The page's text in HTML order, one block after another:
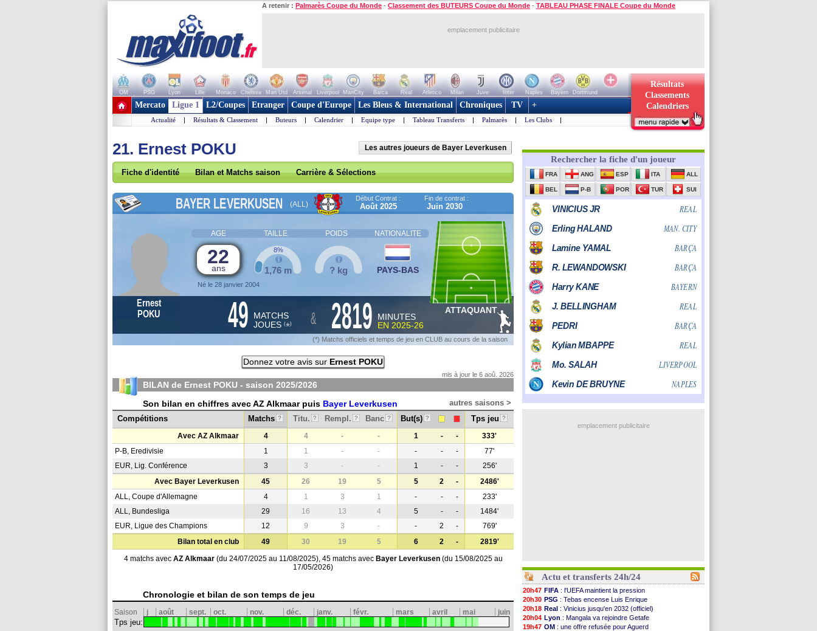
A retenir : Palmarès Coupe du Monde - Classement des BUTEURS Coupe du Monde - TABLEAU PHASE FINALE Coupe du Monde
emplacement publicitaire
OM PSG Lyon Lille Monaco Chelsea Man Utd Arsenal Liverpool ManCity Barca Real Atletico Milan Juve Inter Naples Bayern
Dortmund
+ de clubs
Résultats
Classements
Calendriers
Mercato Ligue 1 L2/Coupes Etranger Coupe d'Europe Les Bleus & International Chroniques TV +
Actualité | Résultats & Classement | Buteurs | Calendrier | Equipe type | Tableau Transferts | Palmarès | Les Clubs |
21. Ernest POKU Les autres joueurs de Bayer Leverkusen
Fiche d'identité Bilan et Matchs saison Carrière & Sélections
BAYER LEVERKUSEN (ALL)
Début Contrat :
Août 2025
Fin de contrat :
Juin 2030
AGE TAILLE POIDS NATIONALITE
22
ans
Né le 28 janvier 2004
1,76 m
8%
? kg PAYS-BAS
Ernest
POKU
49 MATCHS
JOUES (*) & 2819
MINUTES
EN 2025-26
ATTAQUANT
(*) Matchs officiels et temps de jeu en CLUB au cours de la saison
Donnez votre avis sur Ernest POKU
mis à jour le 6 aoû. 2026
BILAN de Ernest POKU - saison 2025/2026
Son bilan en chiffres avec AZ Alkmaar puis Bayer Leverkusen
autres saisons >
Compétitions
Matchs ? Titu. ? Rempl. ? Banc ? But(s) ? Tps jeu ?
Avec AZ Alkmaar 4 4 - - 1 - -
333'
P-B, Eredivisie
1 1 - - - - -
77'
EUR, Lig. Conférence
3 3 - - 1 - -
256'
Avec Bayer Leverkusen
45 26 19 5 5 2 -
2486'
ALL, Coupe d'Allemagne
4 1 3 1 - - -
233'
ALL, Bundesliga
29 16 13 4 5 - -
1484'
EUR, Ligue des Champions
12 9 3 - - 2 -
769'
Bilan total en club
49 30 19 5 6 2 -
2819'
4 matchs avec AZ Alkmaar(du 24/07/2025 au 11/08/2025), 45 matchs avec Bayer Leverkusen(du 15/08/2025 au
17/05/2026)
Chronologie et bilan de son temps de jeu
Saison j août sept. oct. nov. déc. janv. févr. mars avril mai juin
Tps jeu:
emplacement publicitaire
Actu et transferts 24h/24
20h47 FIFA : l'UEFA maintient la pression
20h30 PSG : Tebas encense Luis Enrique
20h18 Real : Vinicius jusqu'en 2032 (officiel)
20h04 Lyon : Mangala va rejoindre Getafe
19h47 OM : une offre refusée pour Aguerd